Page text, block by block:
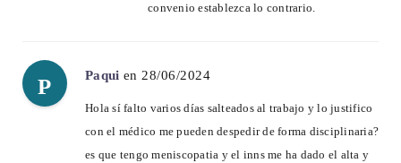
convenio establezca lo contrario.
P Paqui en 28/06/2024
Hola sí falto varios días salteados al trabajo y lo justifico
con el médico me pueden despedir de forma disciplinaria?
es que tengo meniscopatia y el inns me ha dado el alta y